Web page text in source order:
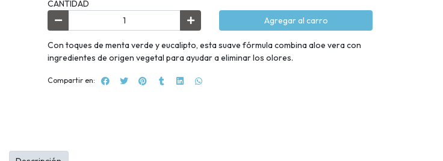
CANTIDAD
Agregar al carro
Con toques de menta verde y eucalipto, esta suave fórmula combina aloe vera con
ingredientes de origen vegetal para ayudar a eliminar los olores.
Compartir en: